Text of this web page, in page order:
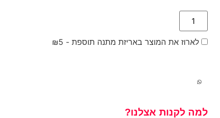
לארוז את המוצר באריזת מתנה תוספת - ₪5
למה לקנות אצלנו?